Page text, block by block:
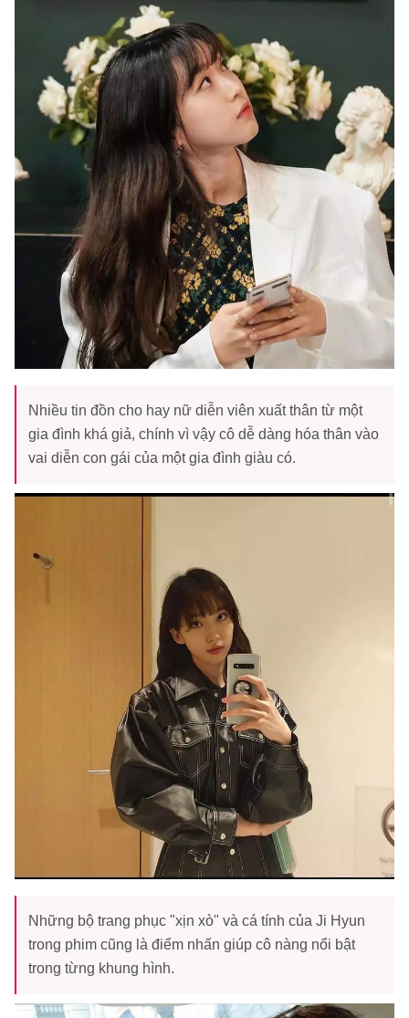
Nhiều tin đồn cho hay nữ diễn viên xuất thân từ một
gia đình khá giả, chính vì vậy cô dễ dàng hóa thân vào
vai diễn con gái của một gia đình giàu có.
Những bộ trang phục "xịn xò" và cá tính của Ji Hyun
trong phim cũng là điểm nhấn giúp cô nàng nổi bật
trong từng khung hình.